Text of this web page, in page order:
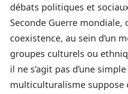
débats politiques et
Seconde Guerre mondiale,
coexistence, au sein d’un
groupes culturels ou
il ne s’agit pas d’une
multiculturalisme suppose